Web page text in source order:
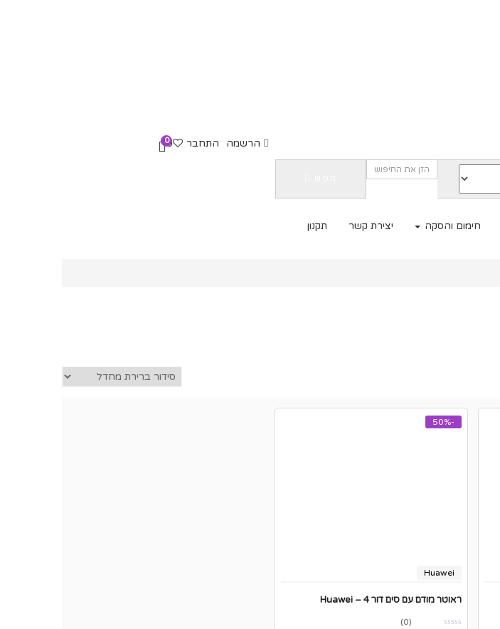
00 הרשמה התחבר
חימום והסקה יצירת קשר תקנון
-50%
Huawei
ראוטר מודם עם סים דור 4 – Huawei
(0)